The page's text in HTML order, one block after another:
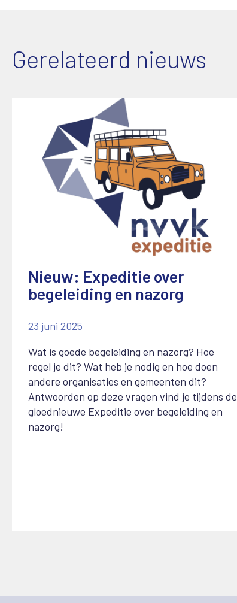
Gerelateerd nieuws
Nieuw: Expeditie over
begeleiding en nazorg
23 juni 2025
Wat is goede begeleiding en nazorg? Hoe
regel je dit? Wat heb je nodig en hoe doen
andere organisaties en gemeenten dit?
Antwoorden op deze vragen vind je tijdens de
gloednieuwe Expeditie over begeleiding en
nazorg!